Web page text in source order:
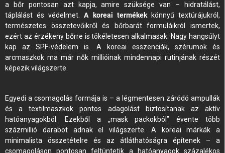
a bőr pontosan azt kapja, amire szüksége van – hidratálást,
táplálást és védelmet.A koreai termékekkönnyű textúrájukról,
természetes összetevőikről és bőrbarát formuláikról ismertek,
ezért az érzékeny bőrre is tökéletesen alkalmasak. Nagy hangsúlyt
kap az SPF-védelem is. A koreai esszenciák, szérumok és
arcmaszkok ma már nők millióinak mindennapi rutinjának részét
képezik világszerte.
Egyedi a csomagolás formája is – a légmentesen záródó ampullák
és a textilmaszkok pontos adagolást biztosítanak az aktív
hatóanyagokból. Ezekből a „mask packokból” évente több
százmillió darabot adnak el világszerte. A koreai márkák a
minimalista összetételre és az átláthatóságra építenek – a
csomagoláson pontosan feltüntetik a hatóanyagok százalékos